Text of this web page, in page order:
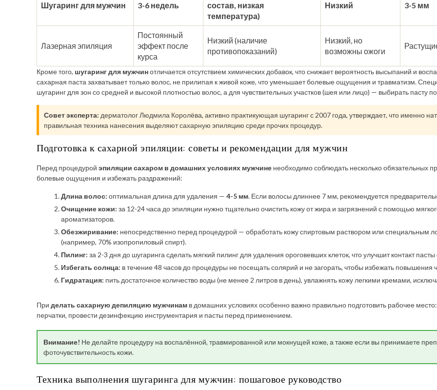
Шугаринг для мужчин 3-6 недель
состав, низкая
температура)
Низкий 3-5 мм
Лазерная эпиляция
Постоянный
эффект после
курса
Низкий (наличие
противопоказаний)
Низкий, но
возможны ожоги
Кроме того, шугаринг для мужчинотличается отсутствием химических добавок, что снижает вероятность высыпаний и
сахарная паста захватывает только волос, не прилипая к живой коже, что уменьшает болевые ощущения и травматизм.
шугаринг для зон со средней и высокой плотностью волос, а для чувствительных участков (шея или лицо) — выбирать пасту
Совет эксперта: дерматолог Людмила Королёва, активно практикующая шугаринг с 2007 года, утверждает, что именно
правильная техника нанесения выделяют сахарную эпиляцию среди прочих процедур.
Подготовка к сахарной эпиляции: советы и рекомендации для мужчин
Перед процедурой эпиляции сахаром в домашних условиях мужчине необходимо соблюдать несколько обязательных
болевые ощущения и избежать раздражений:
Длина волос: оптимальная длина для удаления — 4-5 мм. Если волосы длиннее 7 мм, рекомендуется
Очищение кожи: за 12-24 часа до эпиляции нужно тщательно очистить кожу от жира и загрязнений с помощью
ароматизаторов.
Обезжиривание: непосредственно перед процедурой — обработать кожу спиртовым раствором или специальным
(например, 70% изопропиловый спирт).
Пилинг: за 2-3 дня до шугаринга сделать мягкий пилинг для удаления ороговевших клеток, что улучшит контакт
Избегать солнца: в течение 48 часов до процедуры не посещать солярий и не загорать, чтобы избежать повышения
Гидратация: пить достаточное количество воды (не менее 2 литров в день), увлажнять кожу легкими кремами,
При делать сахарную депиляцию мужчинам в домашних условиях особенно важно правильно подготовить рабочее
перчатки, провести дезинфекцию инструментария и пасты перед применением.
Внимание! Не делайте процедуру на воспалённой, травмированной или мокнущей коже, а также если вы принимаете
фоточувствительность кожи.
Техника выполнения шугаринга для мужчин: пошаговое руководство